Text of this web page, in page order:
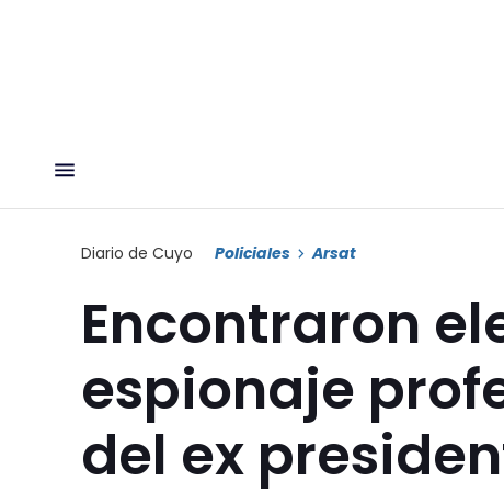
Diario de Cuyo Policiales Arsat
Encontraron
espionaje
del ex